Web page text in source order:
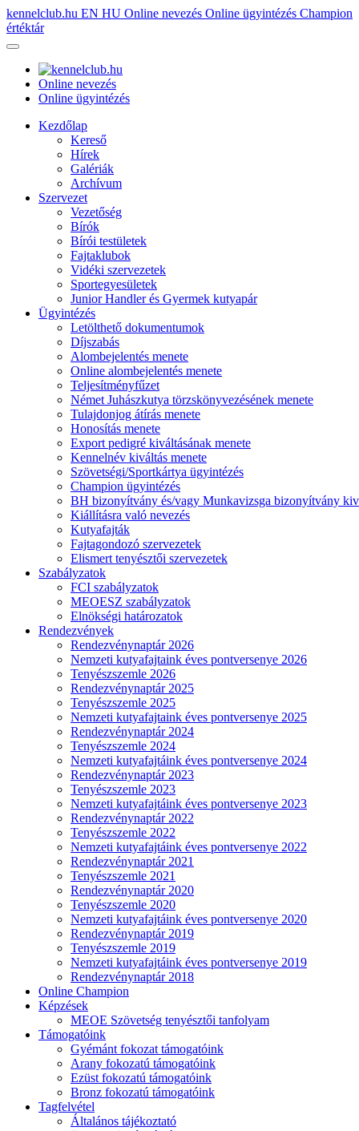
kennelclub.hu EN HU Online nevezés Online ügyintézés Champion
értéktár
Online nevezés
Online ügyintézés
Kezdőlap
Kereső
Hírek
Galériák
Archívum
Szervezet
Vezetőség
Bírók
Bírói testületek
Fajtaklubok
Vidéki szervezetek
Sportegyesületek
Junior Handler és Gyermek kutyapár
Ügyintézés
Letölthető dokumentumok
Díjszabás
Alombejelentés menete
Online alombejelentés menete
Teljesítményfűzet
Német Juhászkutya törzskönyvezésének menete
Tulajdonjog átírás menete
Honosítás menete
Export pedigré kiváltásának menete
Kennelnév kiváltás menete
Szövetségi/Sportkártya ügyintézés
Champion ügyintézés
BH bizonyítvány és/vagy Munkavizsga bizonyítvány
Kiállításra való nevezés
Kutyafajták
Fajtagondozó szervezetek
Elismert tenyésztői szervezetek
Szabályzatok
FCI szabályzatok
MEOESZ szabályzatok
Elnökségi határozatok
Rendezvények
Rendezvénynaptár 2026
Nemzeti kutyafajtaink éves pontversenye 2026
Tenyészszemle 2026
Rendezvénynaptár 2025
Tenyészszemle 2025
Nemzeti kutyafajtaink éves pontversenye 2025
Rendezvénynaptár 2024
Tenyészszemle 2024
Nemzeti kutyafajtáink éves pontversenye 2024
Rendezvénynaptár 2023
Tenyészszemle 2023
Nemzeti kutyafajtáink éves pontversenye 2023
Rendezvénynaptár 2022
Tenyészszemle 2022
Nemzeti kutyafajtáink éves pontversenye 2022
Rendezvénynaptár 2021
Tenyészszemle 2021
Rendezvénynaptár 2020
Tenyészszemle 2020
Nemzeti kutyafajtáink éves pontversenye 2020
Rendezvénynaptár 2019
Tenyészszemle 2019
Nemzeti kutyafajtáink éves pontversenye 2019
Rendezvénynaptár 2018
Online Champion
Képzések
MEOE Szövetség tenyésztői tanfolyam
Támogatóink
Gyémánt fokozat támogatóink
Arany fokozatú támogatóink
Ezüst fokozatú támogatóink
Bronz fokozatú támogatóink
Tagfelvétel
Általános tájékoztató